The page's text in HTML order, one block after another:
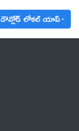
డౌన్లోడ్ లోకల్ యాప్